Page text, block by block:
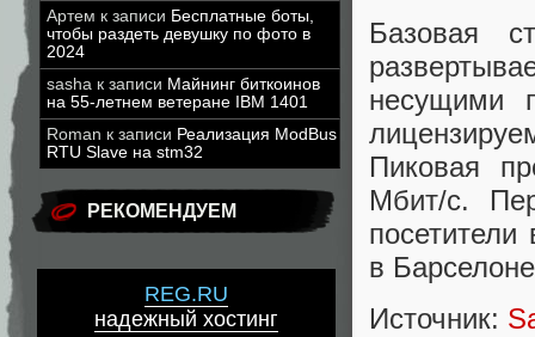
Артем к записи Бесплатные боты,
чтобы раздеть девушку по фото в
2024
sasha к записи Майнинг биткоинов
на 55-летнем ветеране IBM 1401
Roman к записи Реализация ModBus
RTU Slave на stm32
РЕКОМЕНДУЕМ
REG.RU
надежный хостинг
Базовая
несущими
Пиковая
Мбит/с.
посетители
в
Источник: